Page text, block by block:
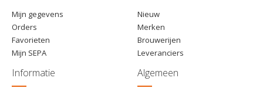
Mijn gegevens
Orders
Favorieten
Mijn SEPA
Nieuw
Merken
Brouwerijen
Leveranciers
Informatie Algemeen